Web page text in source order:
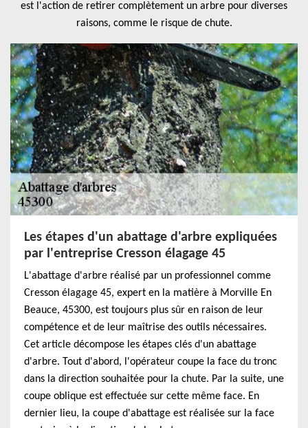
est l'action de retirer complètement un arbre pour diverses
raisons, comme le risque de chute.
Les étapes d'un abattage d'arbre expliquées
par l'entreprise Cresson élagage 45
L'abattage d'arbre réalisé par un professionnel comme
Cresson élagage 45, expert en la matière à Morville En
Beauce, 45300, est toujours plus sûr en raison de leur
compétence et de leur maîtrise des outils nécessaires.
Cet article décompose les étapes clés d'un abattage
d'arbre. Tout d'abord, l'opérateur coupe la face du tronc
dans la direction souhaitée pour la chute. Par la suite, une
coupe oblique est effectuée sur cette même face. En
dernier lieu, la coupe d'abattage est réalisée sur la face